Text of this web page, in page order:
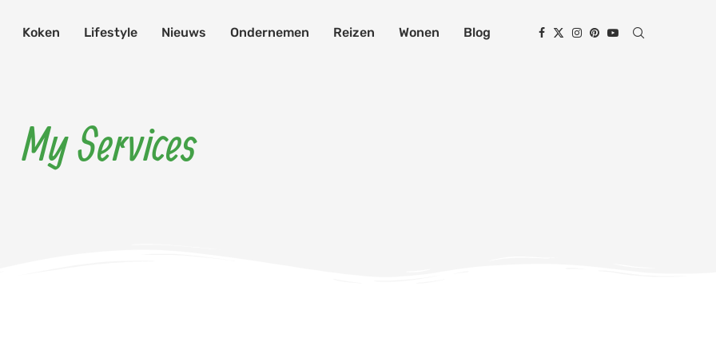
Koken Lifestyle Nieuws Ondernemen Reizen Wonen Blog
My Services